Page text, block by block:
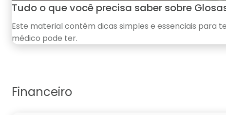
Tudo o que você precisa saber sobre
Este material contém dicas simples e essenciais para
médico pode ter.
Financeiro